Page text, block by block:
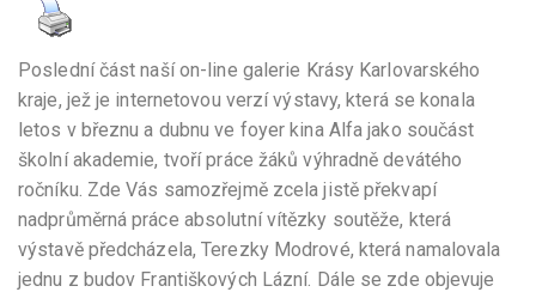
Poslední část naší on-line galerie Krásy Karlovarského
kraje, jež je internetovou verzí výstavy, která se konala
letos v březnu a dubnu ve foyer kina Alfa jako součást
školní akademie, tvoří práce žáků výhradně devátého
ročníku. Zde Vás samozřejmě zcela jistě překvapí
nadprůměrná práce absolutní vítězky soutěže, která
výstavě předcházela, Terezky Modrové, která namalovala
jednu z budov Františkových Lázní. Dále se zde objevuje